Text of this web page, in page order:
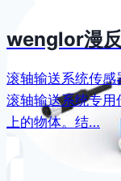
wenglor漫
滚轴输送系统传感
滚轴输送系统专
上的物体。结…